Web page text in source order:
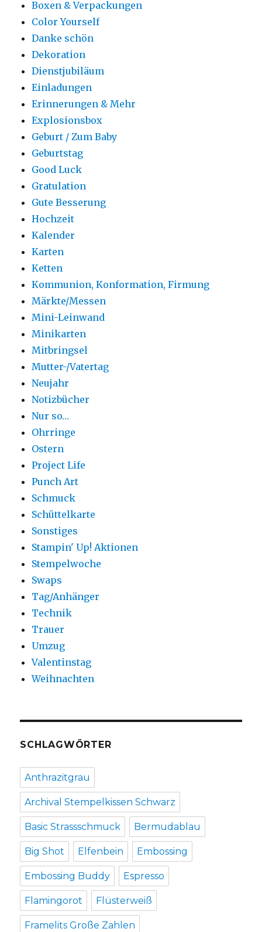
Boxen & Verpackungen
Color Yourself
Danke schön
Dekoration
Dienstjubiläum
Einladungen
Erinnerungen & Mehr
Explosionsbox
Geburt / Zum Baby
Geburtstag
Good Luck
Gratulation
Gute Besserung
Hochzeit
Kalender
Karten
Ketten
Kommunion, Konformation, Firmung
Märkte/Messen
Mini-Leinwand
Minikarten
Mitbringsel
Mutter-/Vatertag
Neujahr
Notizbücher
Nur so…
Ohrringe
Ostern
Project Life
Punch Art
Schmuck
Schüttelkarte
Sonstiges
Stampin' Up! Aktionen
Stempelwoche
Swaps
Tag/Anhänger
Technik
Trauer
Umzug
Valentinstag
Weihnachten
SCHLAGWÖRTER
Anthrazitgrau
Archival Stempelkissen Schwarz
Basic Strassschmuck Bermudablau
Big Shot Elfenbein Embossing
Embossing Buddy Espresso
Flamingorot Flüsterweiß
Framelits Große Zahlen